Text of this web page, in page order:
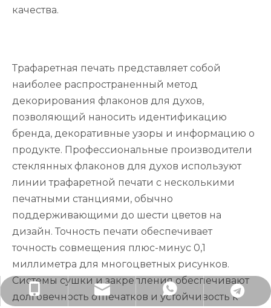
качества.
Трафаретная печать представляет собой
наиболее распространенный метод
декорирования флаконов для духов,
позволяющий наносить идентификацию
бренда, декоративные узоры и информацию о
продукте. Профессиональные производители
стеклянных флаконов для духов используют
линии трафаретной печати с несколькими
печатными станциями, обычно
поддерживающими до шести цветов на
дизайн. Точность печати обеспечивает
точность совмещения плюс-минус 0,1
миллиметра для многоцветных рисунков.
Системы сушки и закрепления обеспечивают
долговечность отпечатков и устойчивость к
+86-13316093206
lisa@rjpacking.com
+79891908788
+79152092672